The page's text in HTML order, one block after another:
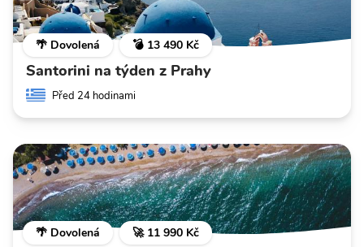
🌴 Dovolená 💣 13 490 Kč
Santorini na týden z Prahy
Před 24 hodinami
🌴 Dovolená 🚀 11 990 Kč